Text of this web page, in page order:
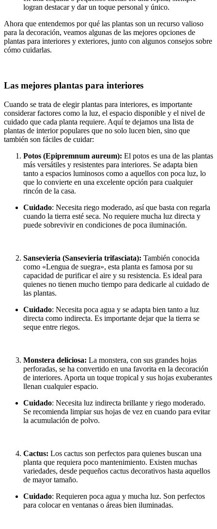
logran destacar y dar un toque personal y único.
Ahora que entendemos por qué las plantas son un recurso valioso
para la decoración, veamos algunas de las mejores opciones de
plantas para interiores y exteriores, junto con algunos consejos sobre
cómo cuidarlas.
Las mejores plantas para interiores
Cuando se trata de elegir plantas para interiores, es importante
considerar factores como la luz, el espacio disponible y el nivel de
cuidado que cada planta requiere. Aquí te dejamos una lista de
plantas de interior populares que no solo lucen bien, sino que
también son fáciles de cuidar:
Potos (Epipremnum aureum): El potos es una de las plantas
más versátiles y resistentes para interiores. Se adapta bien
tanto a espacios luminosos como a aquellos con poca luz, lo
que lo convierte en una excelente opción para cualquier
rincón de la casa.
Cuidado: Necesita riego moderado, así que basta con regarla
cuando la tierra esté seca. No requiere mucha luz directa y
puede sobrevivir en condiciones de poca iluminación.
Sansevieria (Sansevieria trifasciata): También conocida
como «Lengua de suegra», esta planta es famosa por su
capacidad de purificar el aire y su resistencia. Es ideal para
quienes no tienen mucho tiempo para dedicarle al cuidado de
las plantas.
Cuidado: Necesita poca agua y se adapta bien tanto a luz
directa como indirecta. Es importante dejar que la tierra se
seque entre riegos.
Monstera deliciosa: La monstera, con sus grandes hojas
perforadas, se ha convertido en una favorita en la decoración
de interiores. Aporta un toque tropical y sus hojas exuberantes
llenan cualquier espacio.
Cuidado: Necesita luz indirecta brillante y riego moderado.
Se recomienda limpiar sus hojas de vez en cuando para evitar
la acumulación de polvo.
Cactus: Los cactus son perfectos para quienes buscan una
planta que requiera poco mantenimiento. Existen muchas
variedades, desde pequeños cactus decorativos hasta aquellos
de mayor tamaño.
Cuidado: Requieren poca agua y mucha luz. Son perfectos
para colocar en ventanas o áreas bien iluminadas.